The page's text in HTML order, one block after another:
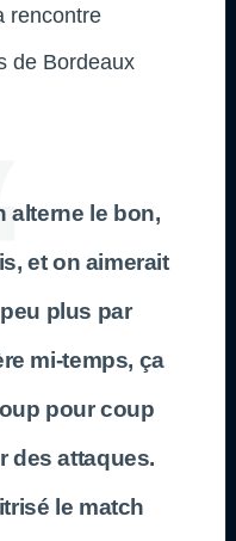
rencontre
de Bordeaux
alterne le bon,
et on aimerait
plus par
mi-temps, ça
pour coup
des attaques.
le match